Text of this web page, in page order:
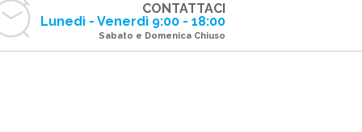
CONTATTACI
Lunedì - Venerdì 9:00 - 18:00
Sabato e Domenica Chiuso